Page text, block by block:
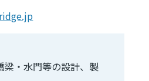
梁・水門等の設計、製